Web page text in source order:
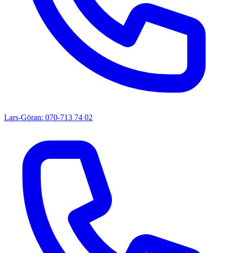
Lars-Göran: 070-713 74 02